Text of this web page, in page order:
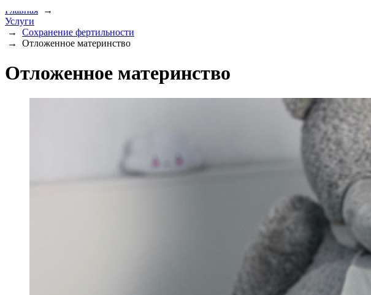
Главная →
Услуги
→ Сохранение фертильности
→ Отложенное материнство
Отложенное материнство